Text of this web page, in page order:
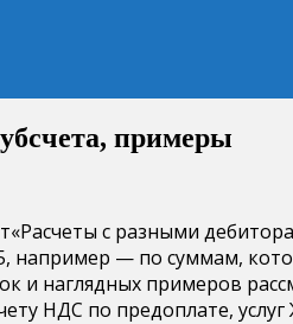
примеры
с разными
например — по суммам,
примеров
НДС по предоплате,